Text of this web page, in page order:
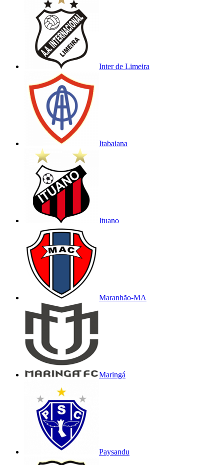
Inter de Limeira
Itabaiana
Ituano
Maranhão-MA
Maringá
Paysandu